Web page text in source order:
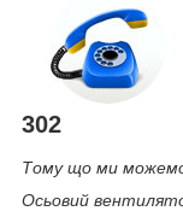
302
Тому що ми
Осьовий